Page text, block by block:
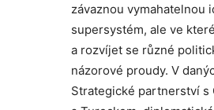
závaznou vymahatelnou
supersystém, ale ve
a rozvíjet se různé
názorové proudy. V
Strategické partnerství s